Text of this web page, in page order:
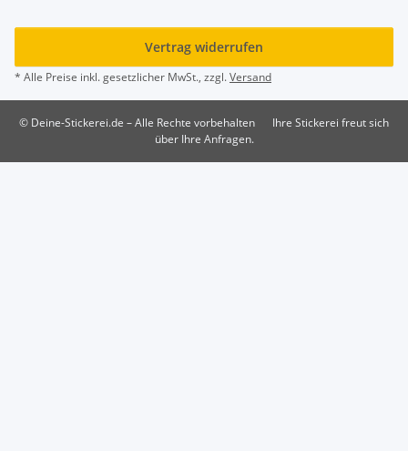
Vertrag widerrufen
* Alle Preise inkl. gesetzlicher MwSt., zzgl.Versand
© Deine-Stickerei.de – Alle Rechte vorbehalten
Ihre Stickerei freut sich
über Ihre Anfragen.